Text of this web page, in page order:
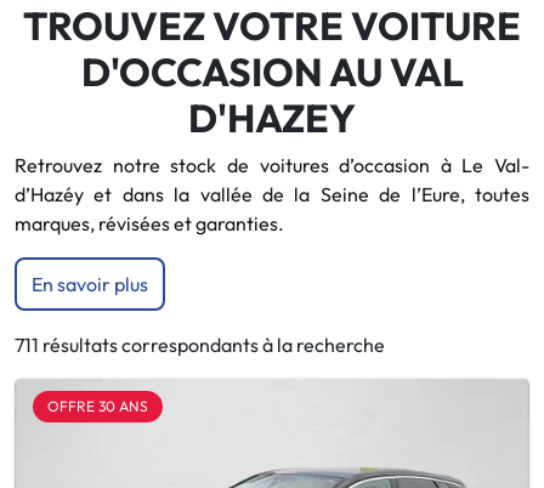
TROUVEZ VOTRE VOITURE
D'OCCASION AU VAL
D'HAZEY
Retrouvez notre stock de voitures d’occasion à Le Val-
d’Hazéy et dans la vallée de la Seine de l’Eure, toutes
marques, révisées et garanties.
En savoir plus
711 résultats correspondants à la recherche
OFFRE 30 ANS